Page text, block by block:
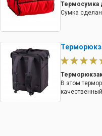
Термосумка
Сумка
В этом